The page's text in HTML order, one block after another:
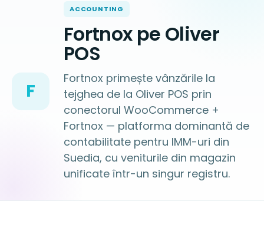
F
ACCOUNTING
Fortnox pe Oliver
POS
Fortnox primește vânzările la
tejghea de la Oliver POS prin
conectorul WooCommerce +
Fortnox — platforma dominantă de
contabilitate pentru IMM-uri din
Suedia, cu veniturile din magazin
unificate într-un singur registru.